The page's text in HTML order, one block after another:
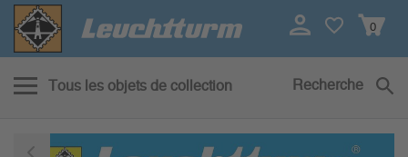
0
Tous les objets de collection Recherche